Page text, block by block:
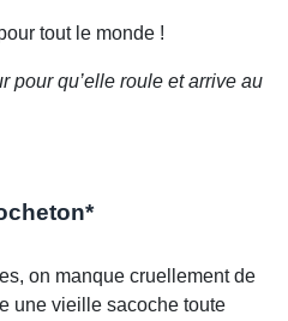
tout le monde !
pour qu’elle roule et arrive au
on manque cruellement de
une vieille sacoche toute